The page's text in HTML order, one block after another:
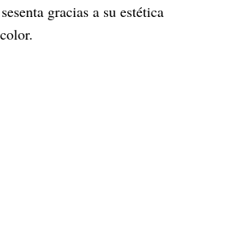
gracias a su estética